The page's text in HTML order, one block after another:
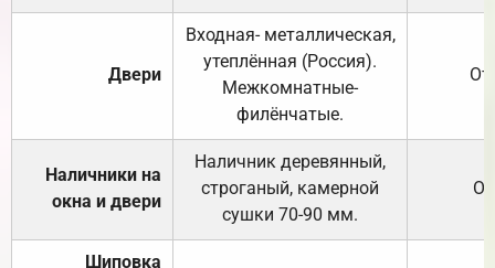
Двери
Входная- металлическая,
утеплённая (Россия).
Межкомнатные-
филёнчатые.
Наличники на
окна и двери
Наличник деревянный,
строганый, камерной
сушки 70-90 мм.
Шиповка